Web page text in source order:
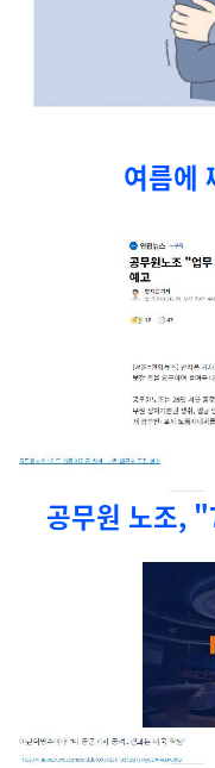
여름에
공무원 노조,